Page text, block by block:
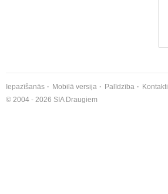
Iepazīšanās Mobilā versija Palīdzība Kontakti
© 2004 - 2026 SIA Draugiem